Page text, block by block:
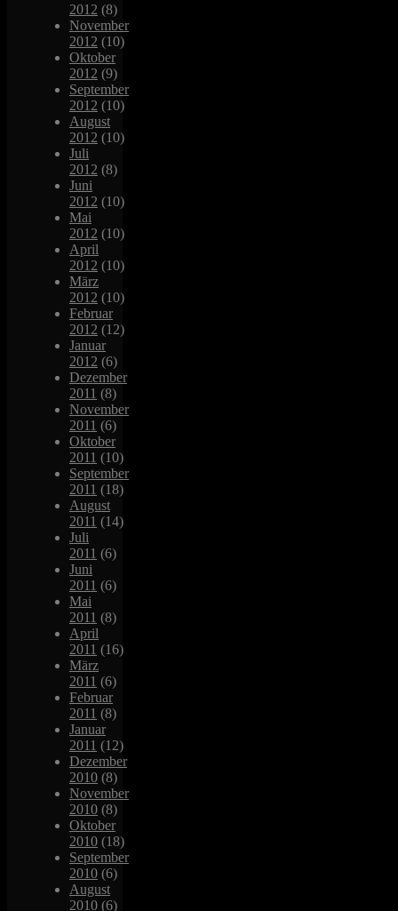
2012 (8)
November
2012 (10)
Oktober
2012 (9)
September
2012 (10)
August
2012 (10)
Juli
2012 (8)
Juni
2012 (10)
Mai
2012 (10)
April
2012 (10)
März
2012 (10)
Februar
2012 (12)
Januar
2012 (6)
Dezember
2011 (8)
November
2011 (6)
Oktober
2011 (10)
September
2011 (18)
August
2011 (14)
Juli
2011 (6)
Juni
2011 (6)
Mai
2011 (8)
April
2011 (16)
März
2011 (6)
Februar
2011 (8)
Januar
2011 (12)
Dezember
2010 (8)
November
2010 (8)
Oktober
2010 (18)
September
2010 (6)
August
2010 (6)